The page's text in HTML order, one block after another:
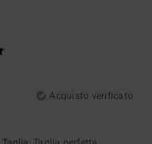
Acquisto verificato